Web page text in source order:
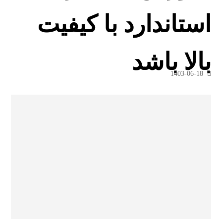
استاندارد با کیفیت
بالا باشد
1403-06-18